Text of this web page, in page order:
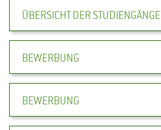
ÜBERSICHT DER STUDIENGÄNGE
BEWERBUNG
BEWERBUNG